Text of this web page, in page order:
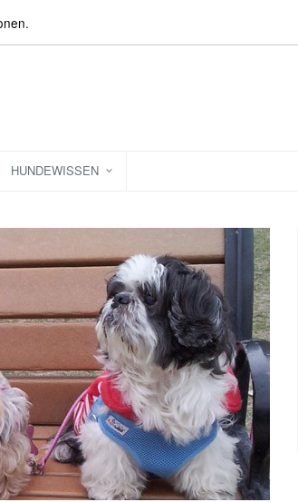
HUNDEWISSEN